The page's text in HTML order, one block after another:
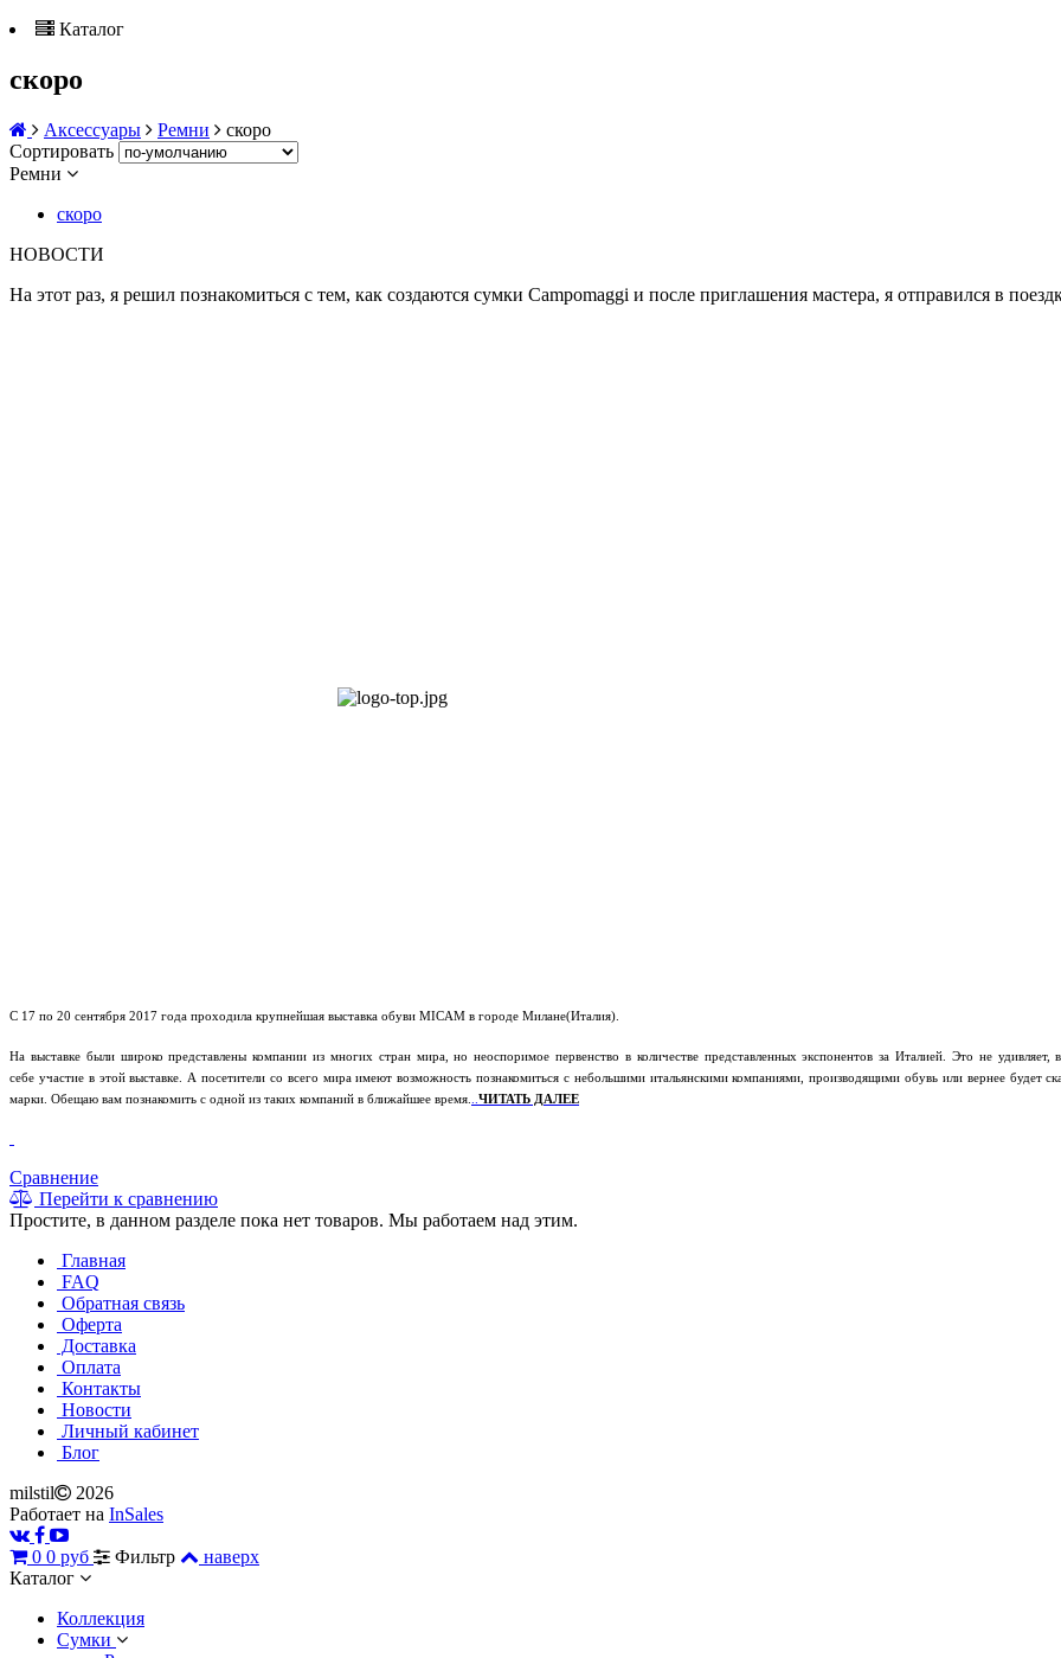
Каталог
скоро
Аксессуары Ремни
скоро
Сортировать
Ремни
скоро
НОВОСТИ
На этот раз, я решил познакомиться с тем, как создаются сумки Campomaggi и после приглашения мастера, я отправился в
С 17 по 20 сентября 2017 года проходила крупнейшая выставка обуви MICAM в городе Милане(Италия).
На выставке были широко представлены компании из многих стран мира, но неоспоримое первенство в количестве представленных экспонентов за Италией. Это не удивляет,
себе участие в этой выставке. А посетители со всего мира имеют возможность познакомиться с небольшими итальянскими компаниями, производящими обувь или вернее будет
марки. Обещаю вам познакомить с одной из таких компаний в ближайшее время.
ЧИТАТЬ ДАЛЕЕ
Сравнение
Перейти к сравнению
Простите, в данном разделе пока нет товаров. Мы работаем над этим.
Главная
FAQ
Обратная связь
Оферта
Доставка
Оплата
Контакты
Новости
Личный кабинет
Блог
milstil
2026
Работает на InSales
0 0 руб Фильтр
наверх
Каталог
Коллекция
Сумки